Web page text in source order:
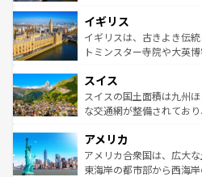
いる。シャンパンの発祥
香り高いラベンダー畑な
らに、パリ以外の地域に
れる地方に足を運ぶとそ
きるだろう。 なお
を参照してほしい。
顔を持つこの国は、どこ
ルリンの文化的活気、バ
してライン川沿いのワイ
は、お酒好きな人にはぜひ体験し
ドイツ情報はコンテンツ
イギリス
イギリスは、古きよき伝
トミンスター寺院や大英
リアごとに異なる魅力が
ティー、ビール好きには
戦など、本場だからこそ
ンツ一覧を参照してほしい
スイス
スイスの国土面積は九州
な交通網が整備されてお
の建物がそのまま残る町
博物館もあり、アルプス
ことができる。国民の所
アメリカ
アメリカ合衆国は、広大
東海岸の都市部から西海